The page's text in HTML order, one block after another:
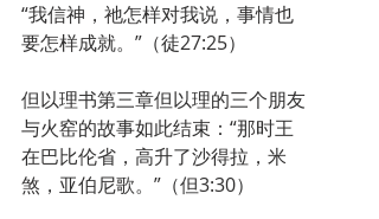
“我信神，祂怎样对我说，事情也
要怎样成就。”（徒27:25）
但以理书第三章但以理的三个朋友
与火窑的故事如此结束：“那时王
在巴比伦省，高升了沙得拉，米
煞，亚伯尼歌。”（但3:30）